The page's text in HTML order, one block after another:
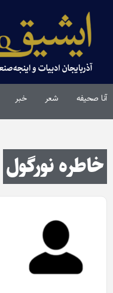
آنا صحیفه شعر خبر
خاطره نورگول